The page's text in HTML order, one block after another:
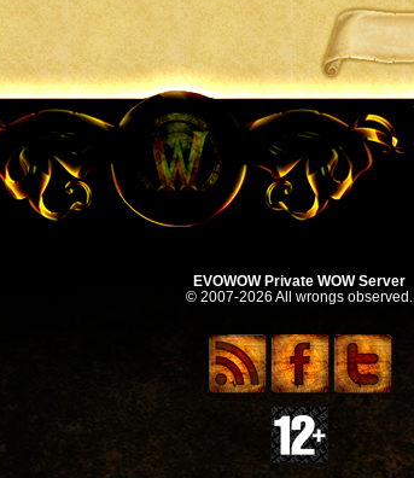
EVOWOW Private WOW Server
© 2007-2026 All wrongs observed.